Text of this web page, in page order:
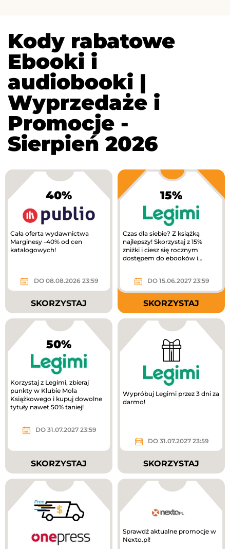
Kody rabatowe
Ebooki i
audiobooki |
Wyprzedaże i
Promocje -
Sierpień 2026
40%
Cała oferta wydawnictwa
Marginesy -40% od cen
katalogowych!
DO 08.08.2026 23:59
SKORZYSTAJ
15%
Czas dla siebie? Z książką
najlepszy! Skorzystaj z 15%
zniżki i ciesz się rocznym
dostępem do ebooków i
DO 15.06.2027 23:59
SKORZYSTAJ
50%
Korzystaj z Legimi, zbieraj
punkty w Klubie Mola
Książkowego i kupuj dowolne
tytuły nawet 50% taniej!
DO 31.07.2027 23:59
SKORZYSTAJ
Wypróbuj Legimi przez 3 dni za
darmo!
DO 31.07.2027 23:59
SKORZYSTAJ
Sprawdź aktualne promocje w
Nexto.pl!